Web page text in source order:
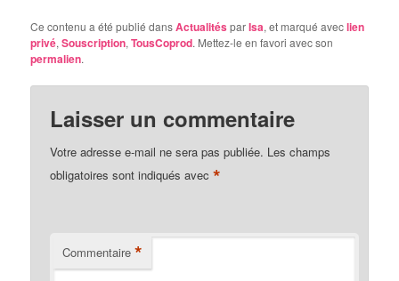
Ce contenu a été publié dansActualitésparIsa, et marqué aveclien
privé,Souscription,TousCoprod. Mettez-le en favori avec son
permalien.
Laisser un commentaire
Votre adresse e-mail ne sera pas publiée. Les champs
obligatoires sont indiqués avec*
Commentaire *